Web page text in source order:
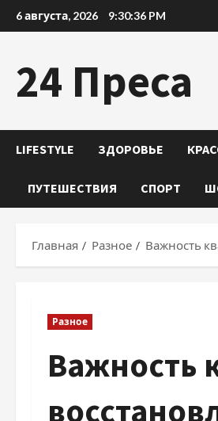
Перейти
к
6 августа, 2026 9:30:37 PM
24 Преса
LIFESTYLE ЗДОРОВЬЕ
ПУТЕШЕСТВИЯ СПОРТ
Главная Разное Важность
Разное
Важность